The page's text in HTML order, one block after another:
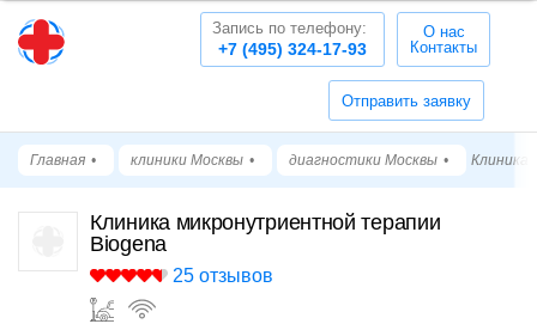
Отправить заявку
+7 (495) 324-17-93
Запись по телефону:
О нас
Контакты
Главная клиники Москвы диагностики Москвы Клиника
Клиника микронутриентной терапии
Biogena
25 отзывов